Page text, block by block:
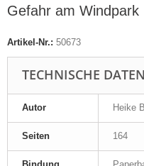
Gefahr am Windpark
Artikel-Nr.: 50673
TECHNISCHE DATEN
Autor Heike
Seiten 164